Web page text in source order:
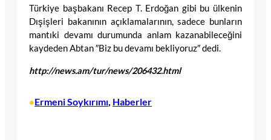
Türkiye başbakanı Recep T. Erdoğan gibi bu ülkenin
Dışişleri bakanının açıklamalarının, sadece bunların
mantıki devamı durumunda anlam kazanabileceğini
kaydeden Abtan ″Biz bu devamı bekliyoruz″ dedi.
http://news.am/tur/news/206432.html
•Ermeni Soykırımı, Haberler